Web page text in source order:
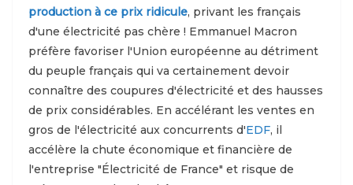
production à ce prix ridicule, privant les français
d'une électricité pas chère ! Emmanuel Macron
préfère favoriser l'Union européenne au détriment
du peuple français qui va certainement devoir
connaître des coupures d'électricité et des hausses
de prix considérables. En accélérant les ventes en
gros de l'électricité aux concurrents d'EDF, il
accélère la chute économique et financière de
l'entreprise "Électricité de France" et risque de